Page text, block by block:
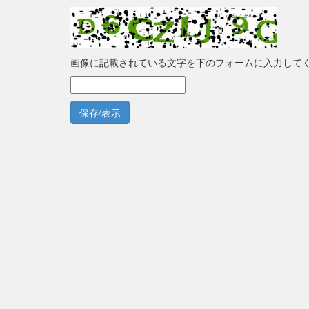
画像に記載されている文字を下のフォームに入力して
保存/表示